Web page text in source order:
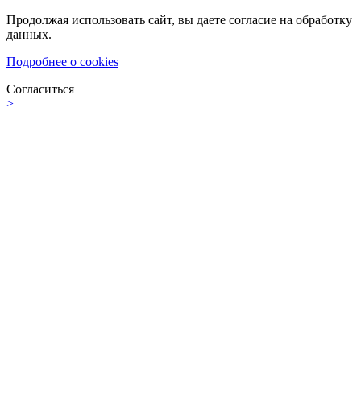
Продолжая использовать сайт, вы даете согласие на обработку
данных.
Подробнее о cookies
Согласиться
>